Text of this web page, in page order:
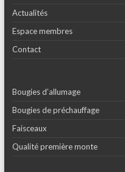
Actualités
Espace membres
Contact
Bougies d’allumage
Bougies de préchauffage
Faisceaux
Qualité première monte